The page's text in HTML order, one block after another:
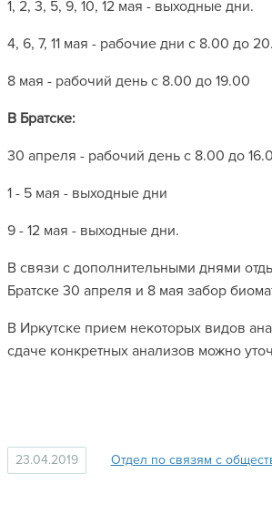
1, 2, 3, 5, 9, 10, 12 мая - выходные дни.
4, 6, 7, 11 мая - рабочие дни с 8.00 до
8 мая - рабочий день с 8.00 до 19.00
В Братске:
30 апреля - рабочий день с 8.00 до
1 - 5 мая - выходные дни
9 - 12 мая - выходные дни.
В связи с дополнительными днями
Братске 30 апреля и 8 мая забор
В Иркутске прием некоторых видов
сдаче конкретных анализов можно
23.04.2019 Отдел по связям с